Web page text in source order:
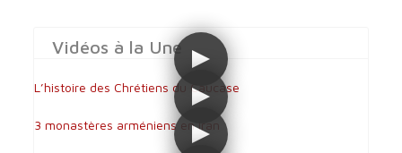
Vidéos à la Une
L’histoire des Chrétiens du Caucase
3 monastères arméniens en Iran